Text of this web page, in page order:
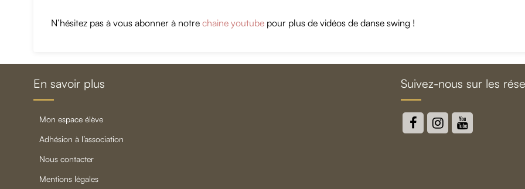
N’hésitez pas à vous abonner à notre chaine youtube pour plus de vidéos de danse swing !
En savoir plus
mon espace élève
adhésion à l’association
nous contacter
mentions légales
Suivez-nous sur les